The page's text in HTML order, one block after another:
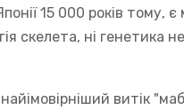
15 000 років тому,
скелета, ні генетика
витік